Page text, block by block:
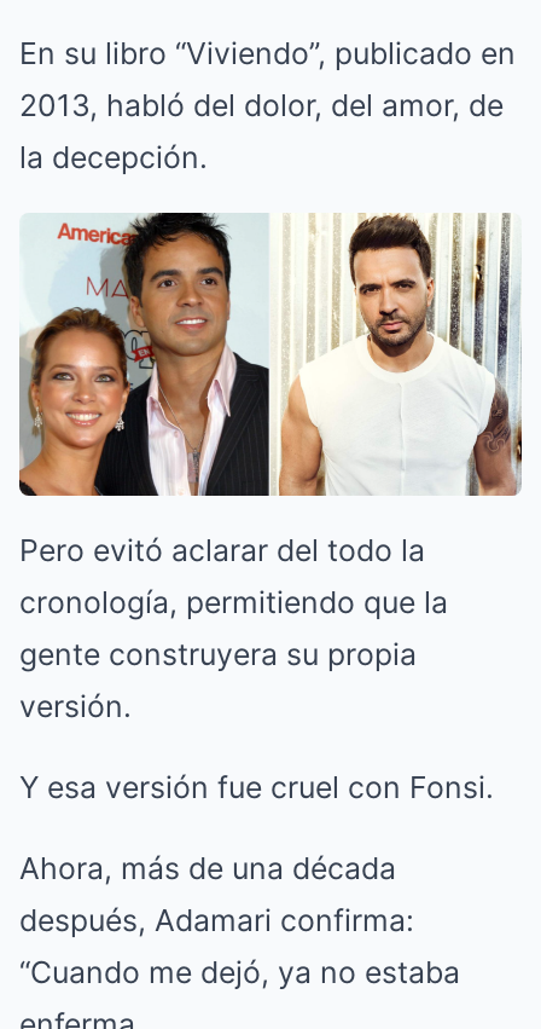
En su libro “Viviendo”, publicado en
2013, habló del dolor, del amor, de
la decepción.
Pero evitó aclarar del todo la
cronología, permitiendo que la
gente construyera su propia
versión.
Y esa versión fue cruel con Fonsi.
Ahora, más de una década
después, Adamari confirma:
“Cuando me dejó, ya no estaba